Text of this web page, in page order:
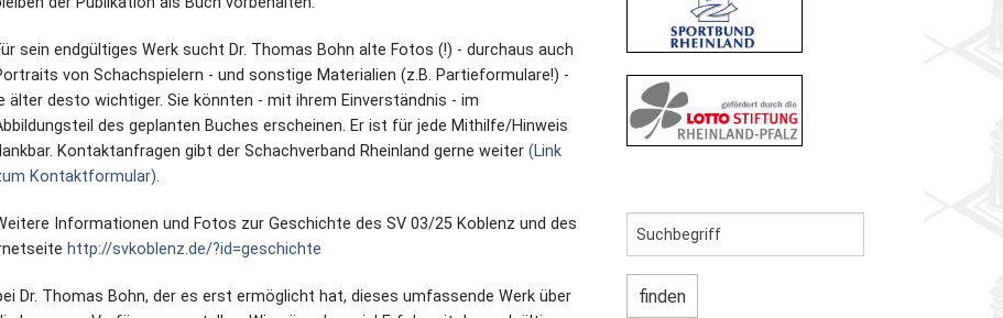
sein endgültiges Werk sucht Dr. Thomas Bohn alte Fotos (!) - durchaus auch
von Schachspielern - und sonstige Materialien (z.B. Partieformulare!) -
älter desto wichtiger. Sie könnten - mit ihrem Einverständnis - im
des geplanten Buches erscheinen. Er ist für jede Mithilfe/Hinweis
Kontaktanfragen gibt der Schachverband Rheinland gerne weiter (Link
Kontaktformular).
Informationen und Fotos zur Geschichte des SV 03/25 Koblenz und des
http://svkoblenz.de/?id=geschichte
Dr. Thomas Bohn, der es erst ermöglicht hat, dieses umfassende Werk über